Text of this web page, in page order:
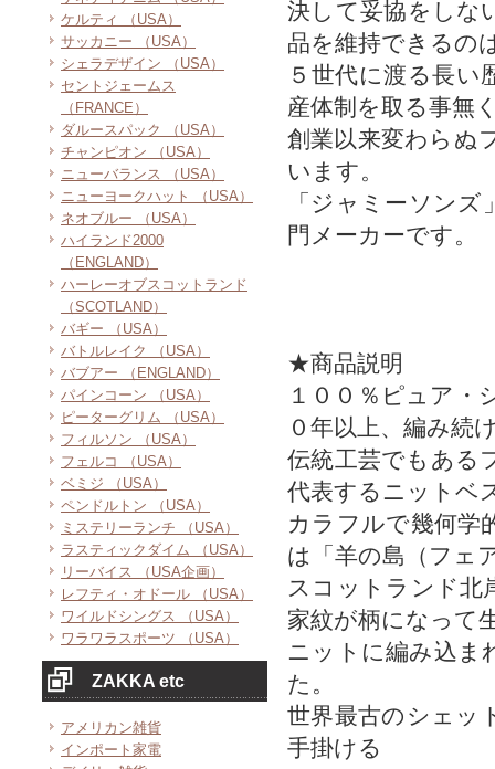
ケルティ （USA）
サッカニー （USA）
シェラデザイン （USA）
セントジェームス
（FRANCE）
ダルースパック （USA）
チャンピオン （USA）
ニューバランス （USA）
ニューヨークハット （USA）
ネオブルー （USA）
ハイランド2000
（ENGLAND）
ハーレーオブスコットランド
（SCOTLAND）
バギー （USA）
バトルレイク （USA）
バブアー （ENGLAND）
パインコーン （USA）
ピーターグリム （USA）
フィルソン （USA）
フェルコ （USA）
ベミジ （USA）
ペンドルトン （USA）
ミステリーランチ （USA）
ラスティックダイム （USA）
リーバイス （USA企画）
レフティ・オドール （USA）
ワイルドシングス （USA）
ワラワラスポーツ （USA）
ZAKKA etc
アメリカン雑貨
インポート家電
決して妥協をしな
品を維持できるの
５世代に渡る長い
産体制を取る事無
創業以来変わらぬ
います。
「ジャミーソン
門メーカーです。
★商品説明
１００％ピュア・
０年以上、編み続
伝統工芸でもある
代表するニットベ
カラフルで幾何学
は「羊の島（フェ
スコットランド北
家紋が柄になって
ニットに編み込ま
た。
世界最古のシェッ
手掛ける